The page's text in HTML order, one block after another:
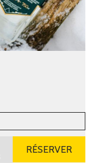
RÉSERVER